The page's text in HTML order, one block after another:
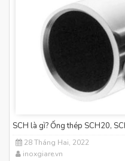
SCH là gì? Ống thép SCH20,
28 Tháng Hai, 2022
inoxgiare.vn